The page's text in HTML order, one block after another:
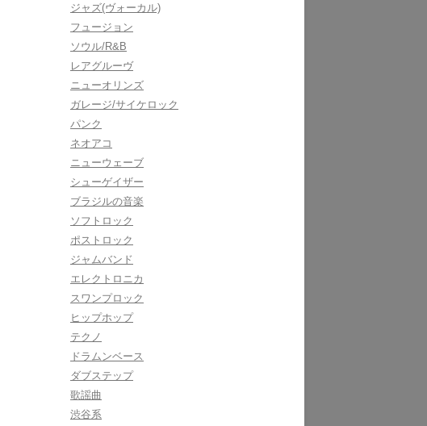
ジャズ(ヴォーカル)
フュージョン
ソウル/R&B
レアグルーヴ
ニューオリンズ
ガレージ/サイケロック
パンク
ネオアコ
ニューウェーブ
シューゲイザー
ブラジルの音楽
ソフトロック
ポストロック
ジャムバンド
エレクトロニカ
スワンプロック
ヒップホップ
テクノ
ドラムンベース
ダブステップ
歌謡曲
渋谷系